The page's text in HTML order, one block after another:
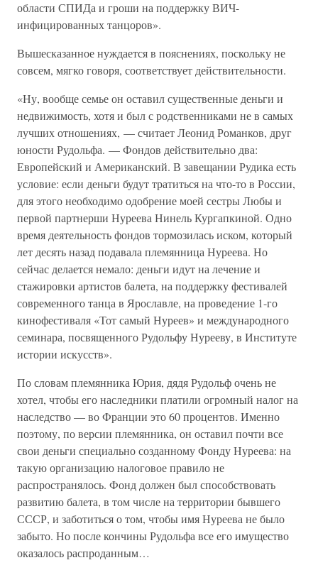
области СПИДа и гроши на поддержку ВИЧ-
инфицированных танцоров».
Вышесказанное нуждается в пояснениях, поскольку не
совсем, мягко говоря, соответствует действительности.
«Ну, вообще семье он оставил существенные деньги и
недвижимость, хотя и был с родственниками не в самых
лучших отношениях, — считает Леонид Романков, друг
юности Рудольфа. — Фондов действительно два:
Европейский и Американский. В завещании Рудика есть
условие: если деньги будут тратиться на что-то в России,
для этого необходимо одобрение моей сестры Любы и
первой партнерши Нуреева Нинель Кургапкиной. Одно
время деятельность фондов тормозилась иском, который
лет десять назад подавала племянница Нуреева. Но
сейчас делается немало: деньги идут на лечение и
стажировки артистов балета, на поддержку фестивалей
современного танца в Ярославле, на проведение 1-го
кинофестиваля «Тот самый Нуреев» и международного
семинара, посвященного Рудольфу Нурееву, в Институте
истории искусств».
По словам племянника Юрия, дядя Рудольф очень не
хотел, чтобы его наследники платили огромный налог на
наследство — во Франции это 60 процентов. Именно
поэтому, по версии племянника, он оставил почти все
свои деньги специально созданному Фонду Нуреева: на
такую организацию налоговое правило не
распространялось. Фонд должен был способствовать
развитию балета, в том числе на территории бывшего
СССР, и заботиться о том, чтобы имя Нуреева не было
забыто. Но после кончины Рудольфа все его имущество
оказалось распроданным…